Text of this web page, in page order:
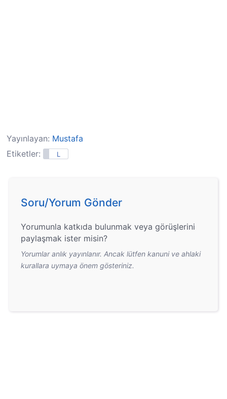
Yayınlayan: Mustafa
Etiketler:
L
Soru/Yorum Gönder
Yorumunla katkıda bulunmak veya görüşlerini
paylaşmak ister misin?
Yorumlar anlık yayınlanır. Ancak lütfen kanuni ve ahlaki
kurallara uymaya önem gösteriniz.